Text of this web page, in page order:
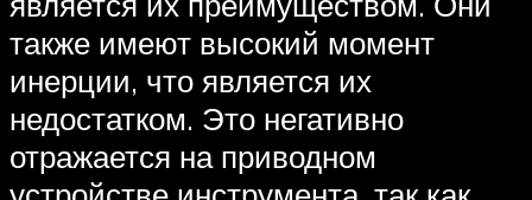
также имеют высокий момент
инерции, что является их
недостатком. Это негативно
отражается на приводном